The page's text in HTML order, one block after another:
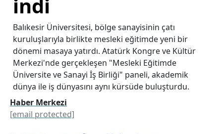
indi
Balıkesir Üniversitesi, bölge sanayisinin çatı
kuruluşlarıyla birlikte mesleki eğitimde yeni bir
dönemi masaya yatırdı. Atatürk Kongre ve Kültür
Merkezi'nde gerçekleşen "Mesleki Eğitimde
Üniversite ve Sanayi İş Birliği" paneli, akademik
dünya ile iş dünyasını aynı kürsüde buluşturdu.
Haber Merkezi
[email protected]